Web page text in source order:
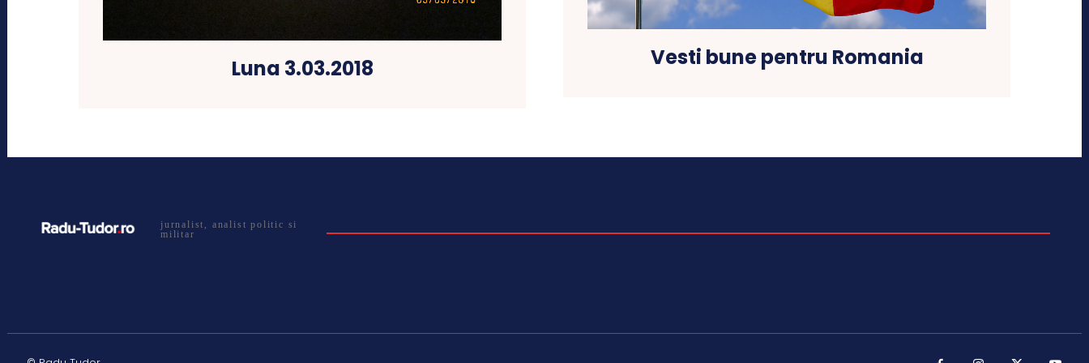
Luna 3.03.2018 Vesti bune pentru Romania
jurnalist, analist politic si
militar